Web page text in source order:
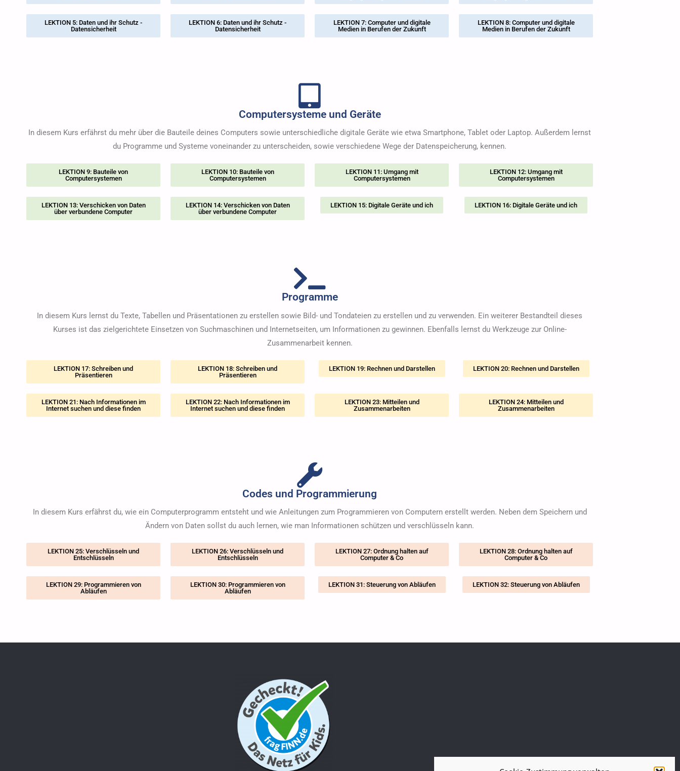
LEKTION 5: Daten und ihr Schutz -
Datensicherheit
LEKTION 6: Daten und ihr Schutz -
Datensicherheit
LEKTION 7: Computer und digitale
Medien in Berufen der Zukunft
LEKTION 8: Computer und digitale
Medien in Berufen der Zukunft
Computersysteme und Geräte
In diesem Kurs erfährst du mehr über die Bauteile deines Computers sowie unterschiedliche digitale Geräte wie etwa Smartphone, Tablet oder Laptop. Außerdem lernst
du Programme und Systeme voneinander zu unterscheiden, sowie verschiedene Wege der Datenspeicherung, kennen.
LEKTION 9: Bauteile von
Computersystemen
LEKTION 10: Bauteile von
Computersystemen
LEKTION 11: Umgang mit
Computersystemen
LEKTION 12: Umgang mit
Computersystemen
LEKTION 13: Verschicken von Daten
über verbundene Computer
LEKTION 14: Verschicken von Daten
über verbundene Computer
LEKTION 15: Digitale Geräte und ich LEKTION 16: Digitale Geräte und ich
Programme
In diesem Kurs lernst du Texte, Tabellen und Präsentationen zu erstellen sowie Bild- und Tondateien zu erstellen und zu verwenden. Ein weiterer Bestandteil dieses
Kurses ist das zielgerichtete Einsetzen von Suchmaschinen und Internetseiten, um Informationen zu gewinnen. Ebenfalls lernst du Werkzeuge zur Online-
Zusammenarbeit kennen.
LEKTION 17: Schreiben und
Präsentieren
LEKTION 18: Schreiben und
Präsentieren
LEKTION 19: Rechnen und Darstellen LEKTION 20: Rechnen und Darstellen
LEKTION 21: Nach Informationen im
Internet suchen und diese finden
LEKTION 22: Nach Informationen im
Internet suchen und diese finden
LEKTION 23: Mitteilen und
Zusammenarbeiten
LEKTION 24: Mitteilen und
Zusammenarbeiten
Codes und Programmierung
In diesem Kurs erfährst du, wie ein Computerprogramm entsteht und wie Anleitungen zum Programmieren von Computern erstellt werden. Neben dem Speichern und
Ändern von Daten sollst du auch lernen, wie man Informationen schützen und verschlüsseln kann.
LEKTION 25: Verschlüsseln und
Entschlüsseln
LEKTION 26: Verschlüsseln und
Entschlüsseln
LEKTION 27: Ordnung halten auf
Computer & Co
LEKTION 28: Ordnung halten auf
Computer & Co
LEKTION 29: Programmieren von
Abläufen
LEKTION 30: Programmieren von
Abläufen
LEKTION 31: Steuerung von Abläufen LEKTION 32: Steuerung von Abläufen